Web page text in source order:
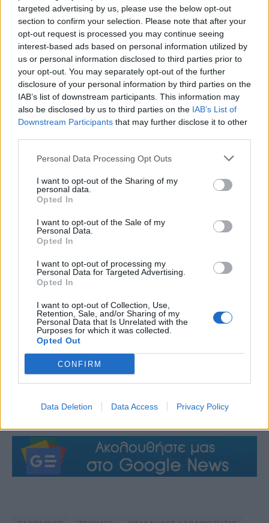
targeted advertising by us, please use the below opt-out
section to confirm your selection. Please note that after your
opt-out request is processed you may continue seeing
interest-based ads based on personal information utilized by
us or personal information disclosed to third parties prior to
your opt-out. You may separately opt-out of the further
disclosure of your personal information by third parties on the
IAB’s list of downstream participants. This information may
also be disclosed by us to third parties on the IAB’s List of
Downstream Participants that may further disclose it to other
Personal Data Processing Opt Outs
I want to opt-out of the Sharing of my
personal data.
Opted In
I want to opt-out of the Sale of my
Personal Data.
Opted In
I want to opt-out of processing my
Personal Data for Targeted Advertising.
Opted In
I want to opt-out of Collection, Use,
Retention, Sale, and/or Sharing of my
Personal Data that Is Unrelated with the
Purposes for which it was collected.
Opted Out
CONFIRM
Data Deletion Data Access Privacy Policy